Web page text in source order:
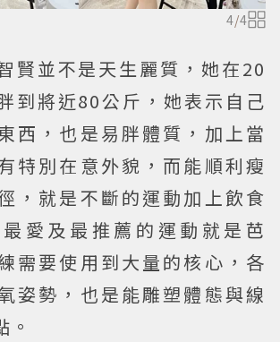
4/4
賢並不是天生麗質，她在20
到將近80公斤，她表示自己
西，也是易胖體質，加上當
特別在意外貌，而能順利瘦
，就是不斷的運動加上飲食
愛及最推薦的運動就是芭
需要使用到大量的核心，各
姿勢，也是能雕塑體態與線